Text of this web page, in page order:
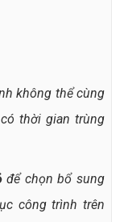
không thể cùng
thời gian trùng
để chọn bổ sung
công trình trên